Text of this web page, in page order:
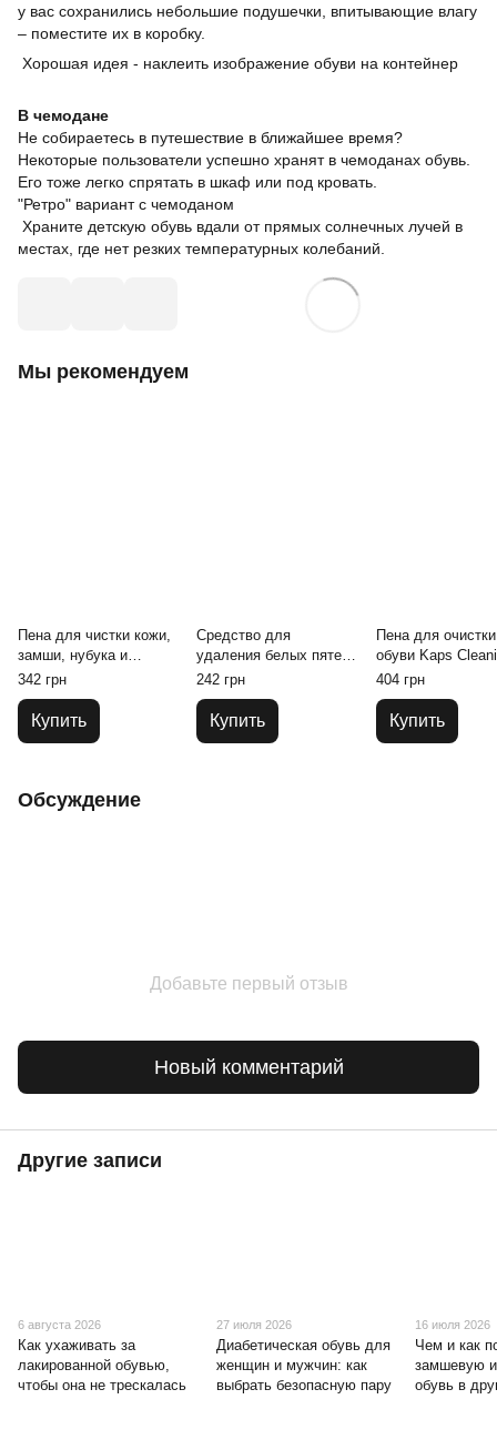
у вас сохранились небольшие подушечки, впитывающие влагу
– поместите их в коробку.
Хорошая идея - наклеить изображение обуви на контейнер
В чемодане
Не собираетесь в путешествие в ближайшее время?
Некоторые пользователи успешно хранят в чемоданах обувь.
Его тоже легко спрятать в шкаф или под кровать.
"Ретро" вариант с чемоданом
Храните детскую обувь вдали от прямых солнечных лучей в
местах, где нет резких температурных колебаний.
Мы рекомендуем
Пена для чистки кожи,
замши, нубука и
текстиля Mountval
Shampoo
342 грн
Купить
Средство для
удаления белых пятен
соли, антисоль Kaps
De Salter 75 ml
242 грн
Купить
Пена для очистки
обуви Kaps
Foam 150 ml
404 грн
Купить
Обсуждение
Добавьте первый отзыв
Новый комментарий
Другие записи
6 августа 2026
Как ухаживать за
лакированной обувью,
чтобы она не трескалась
27 июля 2026
Диабетическая обувь для
женщин и мужчин: как
выбрать безопасную пару
16 июля 2026
Чем и как
замшевую
обувь в